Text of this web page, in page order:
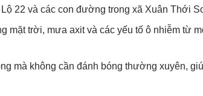
22 và các con đường trong xã Xuân Thới
mặt trời, mưa axit và các yếu tố ô nhiễm từ
mà không cần đánh bóng thường xuyên,